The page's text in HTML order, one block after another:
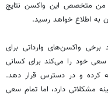
من متخصص این واکسن نتایج
به اطلاع خواهد رسید.
کووید ۱۹ درباره نبود برخی واکسن‌های وارداتی برای
خود را می‌کند برای کسانی
کرده و در دسترس قرار دهد.
مشکلاتی دارد، اما تمام سعی‌